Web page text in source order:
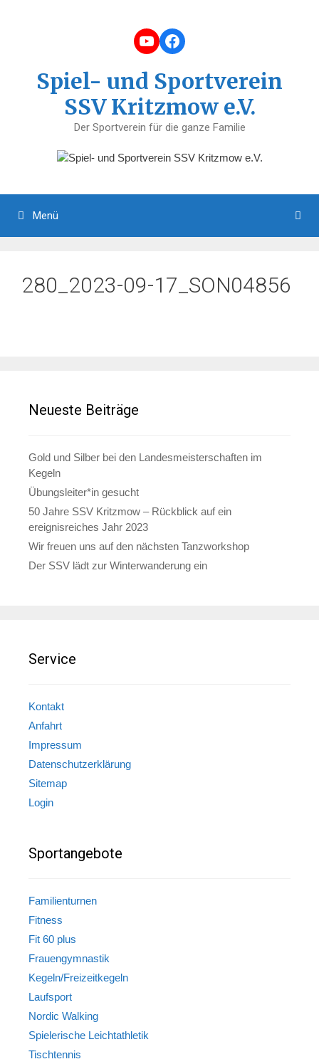
YouTube
Facebook
Spiel- und Sportverein
SSV Kritzmow e.V.
Der Sportverein für die ganze Familie
Menü
280_2023-09-17_SON04856
Neueste Beiträge
Gold und Silber bei den Landesmeisterschaften im
Kegeln
Übungsleiter*in gesucht
50 Jahre SSV Kritzmow – Rückblick auf ein
ereignisreiches Jahr 2023
Wir freuen uns auf den nächsten Tanzworkshop
Der SSV lädt zur Winterwanderung ein
Service
Kontakt
Anfahrt
Impressum
Datenschutzerklärung
Sitemap
Login
Sportangebote
Familienturnen
Fitness
Fit 60 plus
Frauengymnastik
Kegeln/Freizeitkegeln
Laufsport
Nordic Walking
Spielerische Leichtathletik
Tischtennis